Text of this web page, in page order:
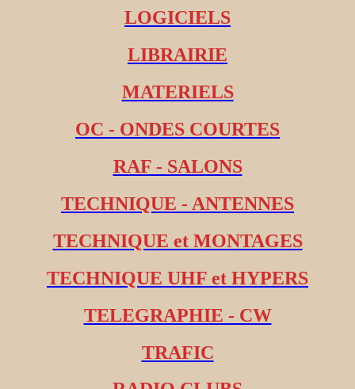
LOGICIELS
LIBRAIRIE
MATERIELS
OC - ONDES COURTES
RAF - SALONS
TECHNIQUE - ANTENNES
TECHNIQUE et MONTAGES
TECHNIQUE UHF et HYPERS
TELEGRAPHIE - CW
TRAFIC